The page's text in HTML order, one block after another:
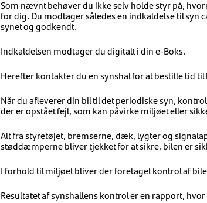
Som nævnt behøver du ikke selv holde styr på,
for dig. Du modtager således en indkaldelse til
synet og godkendt.
Indkaldelsen modtager du digitalt i din e-Boks.
Herefter kontakter du en synshal for at bestille tid
Når du afleverer din bil til det periodiske syn,
der er opstået fejl, som kan påvirke miljøet eller
Alt fra styretøjet, bremserne, dæk, lygter og
støddæmperne bliver tjekket for at sikre, bilen er
I forhold til miljøet bliver der foretaget kontrol af
Resultatet af synshallens kontrol er en rapport,